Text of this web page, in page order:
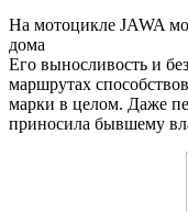
На мотоцикле JAWA
дома
Его выносливость и
маршрутах
марки в целом. Даже
приносила бывшему